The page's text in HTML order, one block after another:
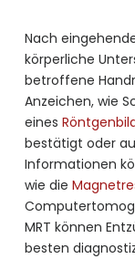
Nach
körperliche
betroffene
Anzeichen, wie
eines
bestätigt oder
Informationen
wie die
MRT können
besten